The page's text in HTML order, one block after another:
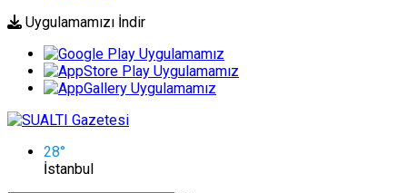
Uygulamamızı İndir
28°
İstanbul